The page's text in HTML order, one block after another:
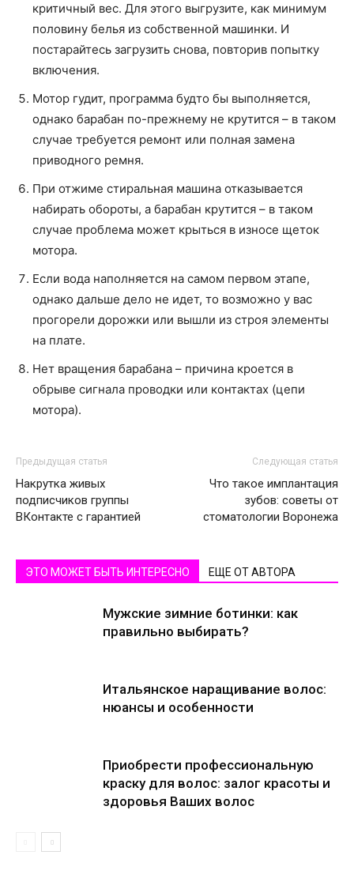
критичный вес. Для этого выгрузите, как минимум
половину белья из собственной машинки. И
постарайтесь загрузить снова, повторив попытку
включения.
Мотор гудит, программа будто бы выполняется,
однако барабан по-прежнему не крутится – в таком
случае требуется ремонт или полная замена
приводного ремня.
При отжиме стиральная машина отказывается
набирать обороты, а барабан крутится – в таком
случае проблема может крыться в износе щеток
мотора.
Если вода наполняется на самом первом этапе,
однако дальше дело не идет, то возможно у вас
прогорели дорожки или вышли из строя элементы
на плате.
Нет вращения барабана – причина кроется в
обрыве сигнала проводки или контактах (цепи
мотора).
Предыдущая статья
Накрутка живых
подписчиков группы
ВКонтакте с гарантией
Следующая статья
Что такое имплантация
зубов: советы от
стоматологии Воронежа
ЭТО МОЖЕТ БЫТЬ ИНТЕРЕСНО ЕЩЕ ОТ АВТОРА
Мужские зимние ботинки: как
правильно выбирать?
Итальянское наращивание волос:
нюансы и особенности
Приобрести профессиональную
краску для волос: залог красоты и
здоровья Ваших волос